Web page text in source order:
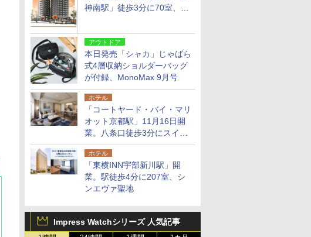
神南駅」徒歩3分に70室、エ
アウトドア
本日発売「シャカ」じゃばら
式4層収納ショルダーバッグ
が付録、MonoMax 9月号
ホテル
「コートヤード・バイ・マリ
オット京都駅」11月16日開
業。八条口徒歩3分にスイー
ト含む全270室、ダイニング
も併設
ホテル
「東横INN宇部新川駅」開
業。駅徒歩4分に207室、シ
ンエヴァ聖地
Impress Watchシリーズ 人気記事